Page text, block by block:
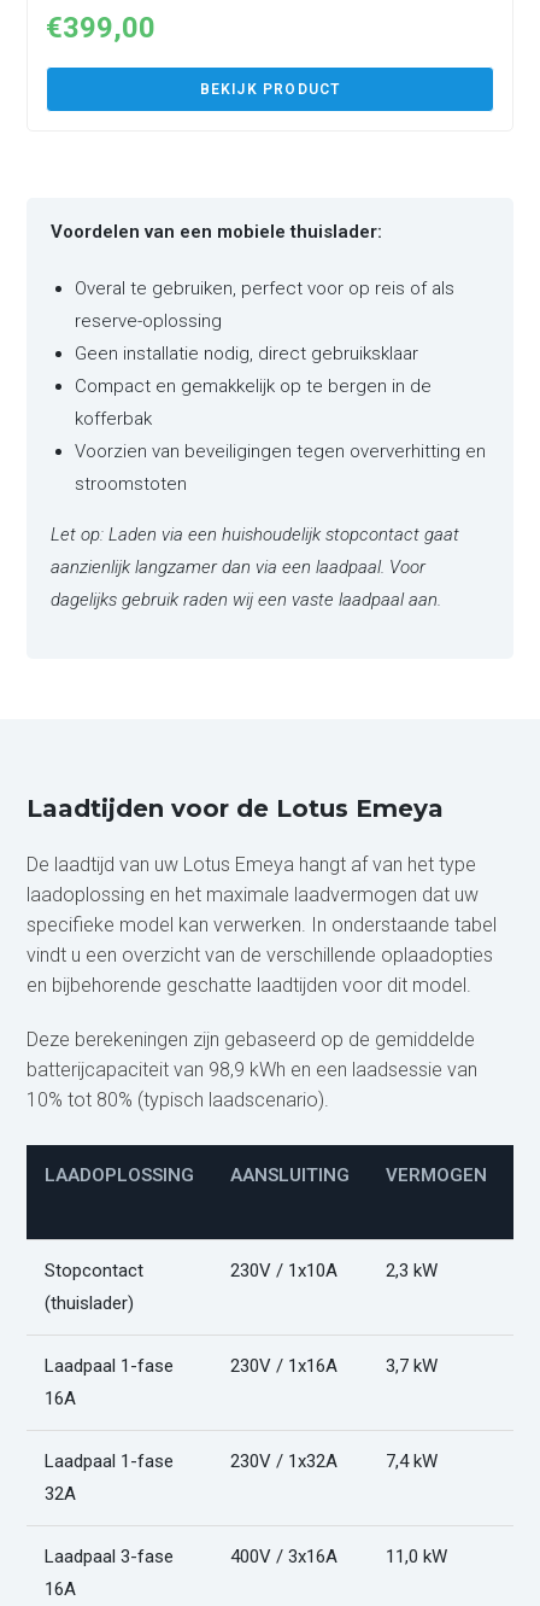
€399,00
BEKIJK PRODUCT
Voordelen van een mobiele thuislader:
Overal te gebruiken, perfect voor op reis of als
reserve-oplossing
Geen installatie nodig, direct gebruiksklaar
Compact en gemakkelijk op te bergen in de
kofferbak
Voorzien van beveiligingen tegen oververhitting en
stroomstoten
Let op: Laden via een huishoudelijk stopcontact gaat
aanzienlijk langzamer dan via een laadpaal. Voor
dagelijks gebruik raden wij een vaste laadpaal aan.
Laadtijden voor de Lotus Emeya
De laadtijd van uw Lotus Emeya hangt af van het type
laadoplossing en het maximale laadvermogen dat uw
specifieke model kan verwerken. In onderstaande tabel
vindt u een overzicht van de verschillende oplaadopties
en bijbehorende geschatte laadtijden voor dit model.
Deze berekeningen zijn gebaseerd op de gemiddelde
batterijcapaciteit van 98,9 kWh en een laadsessie van
10% tot 80% (typisch laadscenario).
LAADOPLOSSING AANSLUITING VERMOGEN
Stopcontact
(thuislader)
230V / 1x10A 2,3 kW
Laadpaal 1-fase
16A
230V / 1x16A 3,7 kW
Laadpaal 1-fase
32A
230V / 1x32A 7,4 kW
Laadpaal 3-fase
16A
400V / 3x16A 11,0 kW